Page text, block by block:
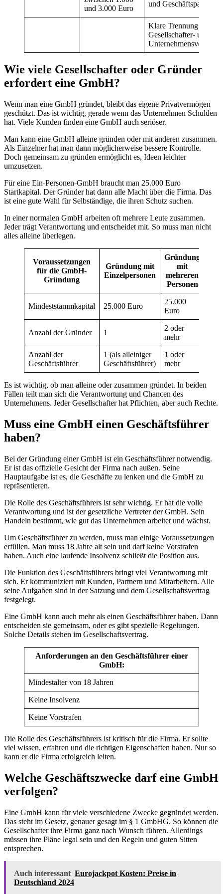
und 3.000 Euro
und Geschäftspartnern
Klare Trennung von
Gesellschafter- und
Wie viele Gesellschafter oder Gründer
erfordert eine GmbH?
Wenn man eine GmbH gründet, bleibt das eigene Privatvermögen
geschützt. Das ist wichtig, gerade wenn das Unternehmen Schulden
hat. Viele Kunden finden eine GmbH auch seriöser.
Man kann eine GmbH alleine gründen oder mit anderen zusammen.
Als Einzelner hat man dann möglicherweise bessere Kontrolle.
Doch gemeinsam zu gründen ermöglicht es, Ideen leichter
umzusetzen.
Für eine Ein-Personen-GmbH braucht man 25.000 Euro
Startkapital. Der Gründer hat dann alle Macht über die Firma. Das
ist eine gute Wahl für Selbständige, die ihren Schutz suchen.
In einer normalen GmbH arbeiten oft mehrere Leute zusammen.
Jeder trägt Verantwortung und entscheidet mit. So muss man nicht
alles alleine überlegen.
Voraussetzungen
für die GmbH-
Gründung
Gründung mit
Einzelpersonen
Gründung
mit
mehreren
Personen
Mindeststammkapital 25.000 Euro
25.000
Euro
Anzahl der Gründer 1
2 oder
mehr
Anzahl der
Geschäftsführer
1 (als alleiniger
Geschäftsführer)
1 oder
mehr
Es ist wichtig, ob man alleine oder zusammen gründet. In beiden
Fällen teilt man sich die Verantwortung und Chancen des
Unternehmens. Jeder Gesellschafter hat Pflichten, aber auch Rechte.
Muss eine GmbH einen Geschäftsführer
haben?
Bei der Gründung einer GmbH ist ein Geschäftsführer notwendig.
Er ist das offizielle Gesicht der Firma nach außen. Seine
Hauptaufgabe ist es, die Geschäfte zu lenken und die GmbH zu
repräsentieren.
Die Rolle des Geschäftsführers ist sehr wichtig. Er hat die volle
Verantwortung und ist der gesetzliche Vertreter der GmbH. Sein
Handeln bestimmt, wie gut das Unternehmen arbeitet und wächst.
Um Geschäftsführer zu werden, muss man einige Voraussetzungen
erfüllen. Man muss 18 Jahre alt sein und darf keine Vorstrafen
haben. Auch eine laufende Insolvenz schließt die Position aus.
Die Funktion des Geschäftsführers bringt viel Verantwortung mit
sich. Er kommuniziert mit Kunden, Partnern und Mitarbeitern. Alle
seine Aufgaben sind in der Satzung und dem Gesellschaftsvertrag
festgelegt.
Eine GmbH kann auch mehr als einen Geschäftsführer haben. Dann
entscheiden sie gemeinsam, oder es gibt spezielle Regelungen.
Solche Details stehen im Gesellschaftsvertrag.
Anforderungen an den Geschäftsführer einer
GmbH:
Mindestalter von 18 Jahren
Keine Insolvenz
Keine Vorstrafen
Die Rolle des Geschäftsführers ist kritisch für die Firma. Er sollte
viel wissen, erfahren und die richtigen Eigenschaften haben. Nur so
kann er die Firma erfolgreich leiten.
Welche Geschäftszwecke darf eine GmbH
verfolgen?
Eine GmbH kann für viele verschiedene Zwecke gegründet werden.
Das steht im Gesetz, genauer gesagt im § 1 GmbHG. So können die
Gesellschafter ihre Firma ganz nach Wunsch führen. Allerdings
müssen ihre Pläne legal sein und den Regeln und guten Sitten
entsprechen.
Auch interessant Eurojackpot Kosten: Preise in
Deutschland 2024